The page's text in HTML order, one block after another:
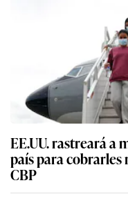
EE.UU. rastreará a
país para cobrarles
CBP